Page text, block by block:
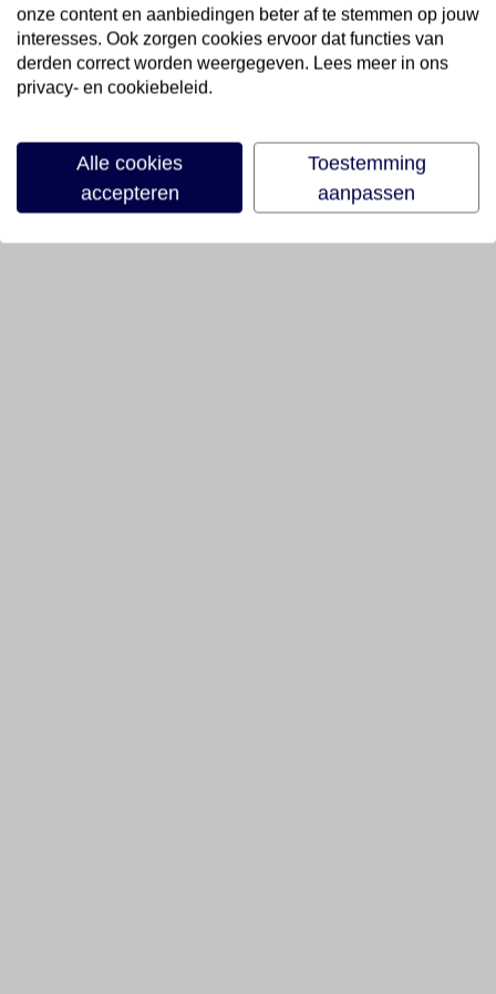
onze content en aanbiedingen beter af te stemmen op jouw
interesses. Ook zorgen cookies ervoor dat functies van
derden correct worden weergegeven. Lees meer in ons
privacy- en cookiebeleid.
Alle cookies
accepteren
Toestemming
aanpassen